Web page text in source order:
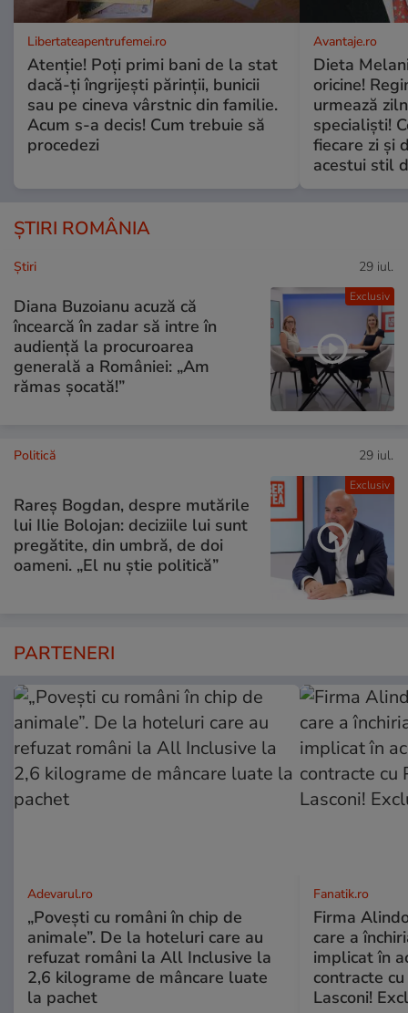
Libertateapentrufemei.ro
Atenție! Poți primi bani de la stat
dacă-ți îngrijești părinții, bunicii
sau pe cineva vârstnic din familie.
Acum s-a decis! Cum trebuie să
procedezi
Avantaje.ro
Dieta
oricine!
urmează
specialiști!
fiecare zi și
acestui stil
ȘTIRI ROMÂNIA
Exclusiv
Ştiri 29 iul.
Diana Buzoianu acuză că
încearcă în zadar să intre în
audiență la procuroarea
generală a României: „Am
rămas șocată!”
Exclusiv
Politică 29 iul.
Rareș Bogdan, despre mutările
lui Ilie Bolojan: deciziile lui sunt
pregătite, din umbră, de doi
oameni. „El nu știe politică”
PARTENERI
Adevarul.ro
„Povești cu români în chip de
animale”. De la hoteluri care au
refuzat români la All Inclusive la
2,6 kilograme de mâncare luate
la pachet
Fanatik.ro
Firma
care a
implicat în
contracte
Lasconi!